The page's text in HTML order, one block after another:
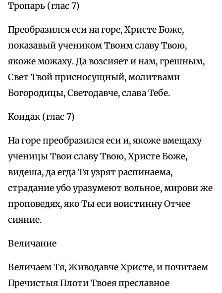
Тропарь (глас 7)
Преобразился еси на горе, Христе Боже,
показавый учеником Твоим славу Твою,
якоже можаху. Да возсияет и нам, грешным,
Свет Твой присносущный, молитвами
Богородицы, Светодавче, слава Тебе.
Кондак (глас 7)
На горе преобразился еси и, якоже вмещаху
ученицы Твои славу Твою, Христе Боже,
видеша, да егда Тя узрят распинаема,
страдание убо уразумеют вольное, мирови же
проповедях, яко Ты еси воистинну Отчее
сияние.
Величание
Величаем Тя, Живодавче Христе, и почитаем
Пречистыя Плоти Твоея преславное